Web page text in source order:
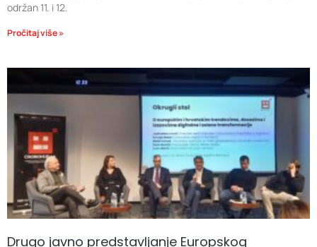
održan 11. i 12.
Pročitaj više »
Drugo javno predstavljanje Europskog